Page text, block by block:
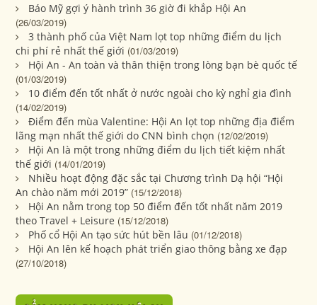
Báo Mỹ gợi ý hành trình 36 giờ đi khắp Hội An
(26/03/2019)
3 thành phố của Việt Nam lọt top những điểm du lịch
chi phí rẻ nhất thế giới (01/03/2019)
Hội An - An toàn và thân thiện trong lòng bạn bè quốc tế
(01/03/2019)
10 điểm đến tốt nhất ở nước ngoài cho kỳ nghỉ gia đình
(14/02/2019)
Điểm đến mùa Valentine: Hội An lọt top những địa điểm
lãng mạn nhất thế giới do CNN bình chọn (12/02/2019)
Hội An là một trong những điểm du lịch tiết kiệm nhất
thế giới (14/01/2019)
Nhiều hoạt động đặc sắc tại Chương trình Dạ hội “Hội
An chào năm mới 2019” (15/12/2018)
Hội An nằm trong top 50 điểm đến tốt nhất năm 2019
theo Travel + Leisure (15/12/2018)
Phố cổ Hội An tạo sức hút bền lâu (01/12/2018)
Hội An lên kế hoạch phát triển giao thông bằng xe đạp
(27/10/2018)